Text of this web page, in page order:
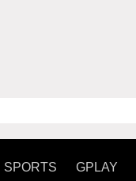
SPORTS GPLAY